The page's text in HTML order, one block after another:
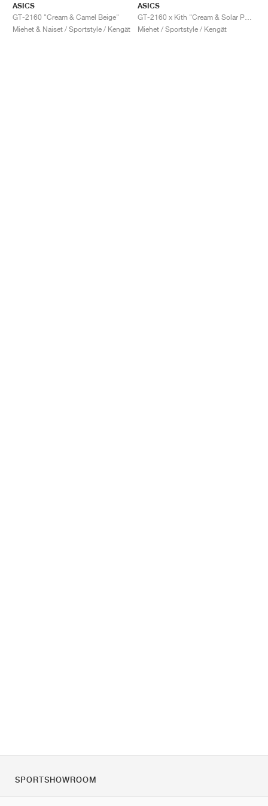
ASICS
GT-2160 "Cream & Camel Beige"
Miehet & Naiset / Sportstyle / Kengät
ASICS
Miehet / Sportstyle / Kengät
SPORTSHOWROOM